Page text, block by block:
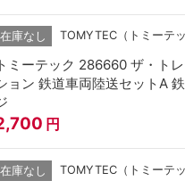
在庫なし TOMYTEC（トミーテッ
トミーテック 286660 ザ・ト
ョン 鉄道車両陸送セットA
円
在庫なし TOMYTEC（トミーテッ